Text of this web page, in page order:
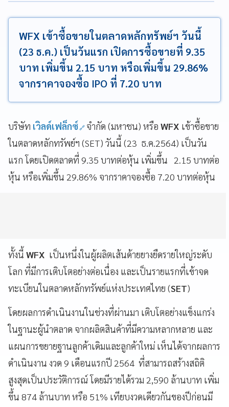
WFX เข้าซื้อขายในตลาดหลักทรัพย์ฯ วันนี้
(23 ธ.ค.) เป็นวันแรก เปิดการซื้อขายที่ 9.35
บาท เพิ่มขึ้น 2.15 บาท หรือเพิ่มขึ้น 29.86%
จากราคาจองซื้อ IPO ที่ 7.20 บาท
บริษัท เวิลด์เฟล็กซ์ จำกัด (มหาชน) หรือ WFX เข้าซื้อขาย
ในตลาดหลักทรัพย์ฯ (SET) วันนี้ (23 ธ.ค.2564) เป็นวัน
แรก โดยเปิดตลาดที่ 9.35 บาทต่อหุ้น เพิ่มขึ้น 2.15 บาทต่อ
หุ้น หรือเพิ่มขึ้น 29.86% จากราคาจองซื้อ 7.20 บาทต่อหุ้น
ทั้งนี้ WFX เป็นหนึ่งในผู้ผลิตเส้นด้ายยางยืดรายใหญ่ระดับ
โลก ที่มีการเติบโตอย่างต่อเนื่อง และเป็นรายแรกที่เข้าจด
ทะเบียนในตลาดหลักทรัพย์แห่งประเทศไทย (SET)
โดยผลการดำเนินงานในช่วงที่ผ่านมา เติบโตอย่างแข็งแกร่ง
ในฐานะผู้นำตลาด จากผลิตสินค้าที่มีความหลากหลาย และ
แผนการขยายฐานลูกค้าเดิมและลูกค้าใหม่ เห็นได้จากผลการ
ดำเนินงาน งวด 9 เดือนแรกปี 2564 ที่สามารถสร้างสถิติ
สูงสุดเป็นประวัติการณ์ โดยมีรายได้รวม 2,590 ล้านบาท เพิ่ม
ขึ้น 874 ล้านบาท หรือ 51% เทียบงวดเดียวกันของปีก่อนมี